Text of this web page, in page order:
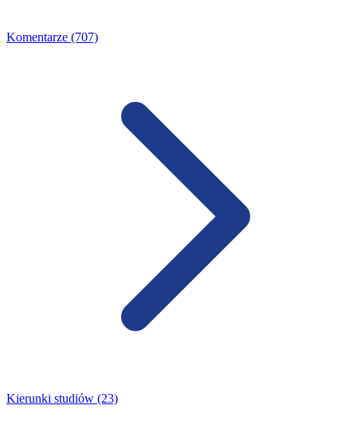
Komentarze (707)
Kierunki studiów (23)